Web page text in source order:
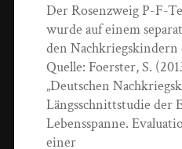
Der Rosenzweig P-F-
wurde auf einem
den
Quelle: Foerster, S.
„Deutschen
Längsschnittstudie der
Lebensspanne.
einer